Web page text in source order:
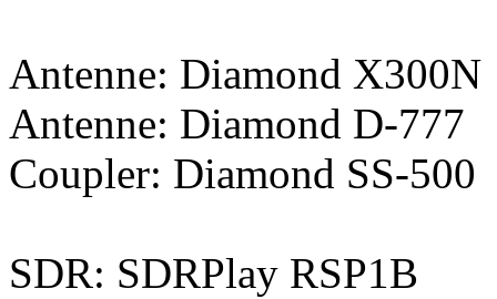
Antenne: Diamond X300N
Antenne: Diamond D-777
Coupler: Diamond SS-500
SDR: SDRPlay RSP1B